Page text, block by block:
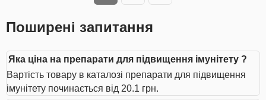
Поширені запитання
Яка ціна на препарати для підвищення імунітету ?
Вартість товару в каталозі препарати для підвищення
імунітету починається від 20.1 грн.